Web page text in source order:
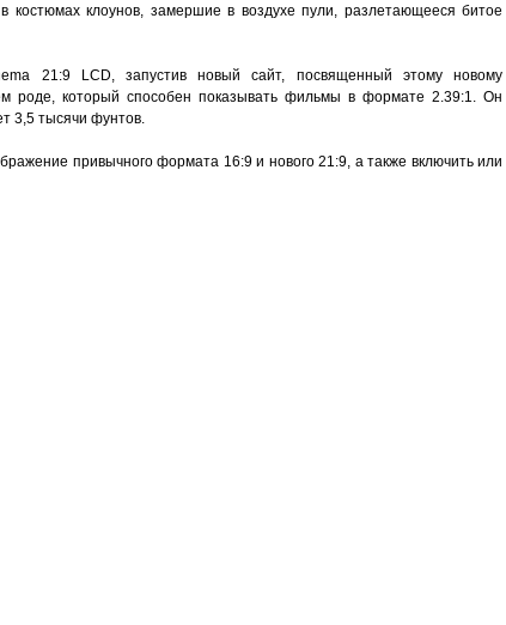
костюмах клоунов, замершие в воздухе пули, разлетающееся битое
21:9 LCD, запустив новый сайт, посвященный этому новому
роде, который способен показывать фильмы в формате 2.39:1. Он
3,5 тысячи фунтов.
привычного формата 16:9 и нового 21:9, а также включить или